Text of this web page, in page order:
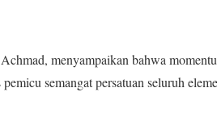
menyampaikan bahwa
semangat persatuan seluruh